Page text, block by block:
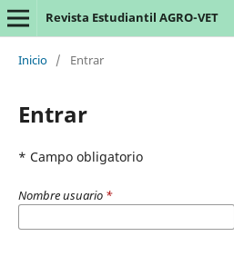
Revista Estudiantil AGRO-VET
Inicio / Entrar
Entrar
* Campo obligatorio
Nombre usuario *